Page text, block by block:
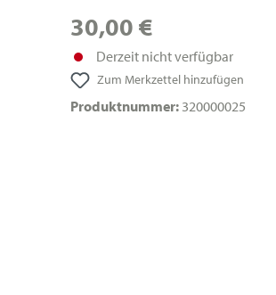
30,00 €
Derzeit nicht verfügbar
Zum Merkzettel hinzufügen
Produktnummer: 320000025